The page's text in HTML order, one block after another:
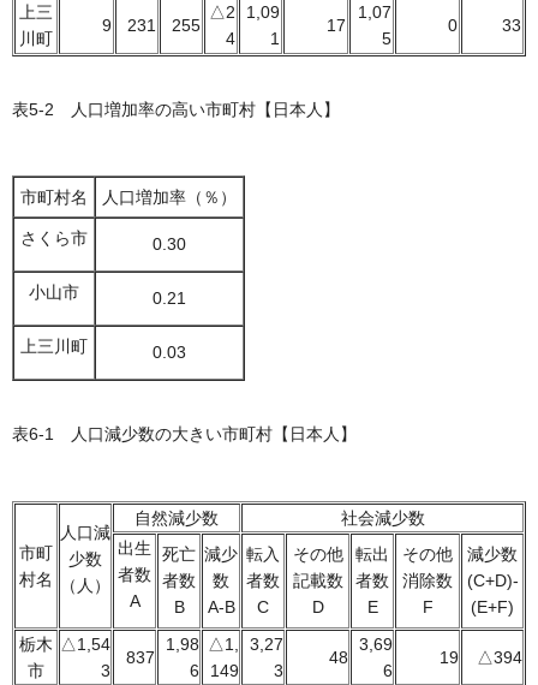
上三
川町
9 231 255
△2
4
1,09
1
17
1,07
5
0 33
表5-2 人口増加率の高い市町村【日本人】
市町村名 人口増加率（％）
さくら市 0.30
小山市 0.21
上三川町 0.03
表6-1 人口減少数の大きい市町村【日本人】
市町
村名
人口減
少数
（人）
自然減少数
社会減少数
出生
者数
A
死亡
者数
B
減少
数
A-B
転入
者数
C
その他
記載数
D
転出
者数
E
その他
消除数
F
減少数
(C+D)-
(E+F)
栃木
市
△1,54
3
837
1,98
6
△1,
149
3,27
3
48
3,69
6
19 △394